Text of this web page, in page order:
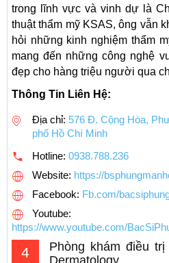
trong lĩnh vực và vinh dự là
thuật thẩm mỹ KSAS, ông vẫn
hỏi những kinh nghiệm thẩm
mang đến những công nghệ
đẹp cho hàng triệu người qua
Thông Tin Liên Hệ:
Địa chỉ: 576 Đ. Cộng Hòa,
phố Hồ Chí Minh
Hotline: 0938.788.236
Website: https://
Facebook: Fb.com/
Youtube:
https://www.youtube.com/
4
Phòng khám điều